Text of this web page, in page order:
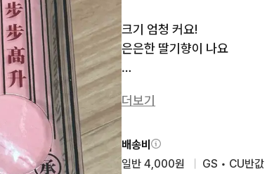
크기 엄청 커요!
은은한 딸기향이 나요
수령 후 제품 상태에 따른 책
더보기
배송비
일반 4,000원
GS • CU반